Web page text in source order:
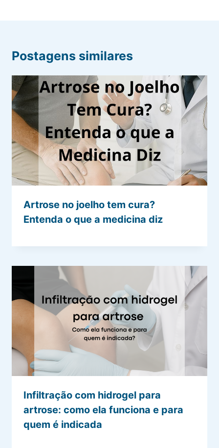
Postagens similares
Artrose no joelho tem cura?
Entenda o que a medicina diz
Infiltração com hidrogel para
artrose: como ela funciona e para
quem é indicada